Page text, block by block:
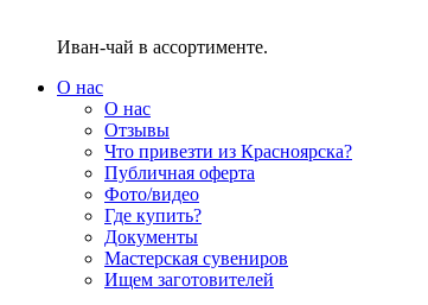
Иван-чай в ассортименте.
О нас
О нас
Отзывы
Что привезти из Красноярска?
Публичная оферта
Фото/видео
Где купить?
Документы
Мастерская сувениров
Ищем заготовителей